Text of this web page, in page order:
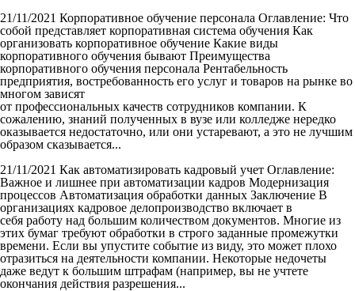
21/11/2021 Корпоративное обучение персонала Оглавление: Что
собой представляет корпоративная система обучения Как
организовать корпоративное обучение Какие виды
корпоративного обучения бывают Преимущества
корпоративного обучения персонала Рентабельность
предприятия, востребованность его услуг и товаров на рынке во
многом зависят
от профессиональных качеств сотрудников компании. К
сожалению, знаний полученных в вузе или колледже нередко
оказывается недостаточно, или они устаревают, а это не лучшим
образом сказывается...
21/11/2021 Как автоматизировать кадровый учет Оглавление:
Важное и лишнее при автоматизации кадров Модернизация
процессов Автоматизация обработки данных Заключение В
организациях кадровое делопроизводство включает в
себя работу над большим количеством документов. Многие из
этих бумаг требуют обработки в строго заданные промежутки
времени. Если вы упустите событие из виду, это может плохо
отразиться на деятельности компании. Некоторые недочеты
даже ведут к большим штрафам (например, вы не учтете
окончания действия разрешения...